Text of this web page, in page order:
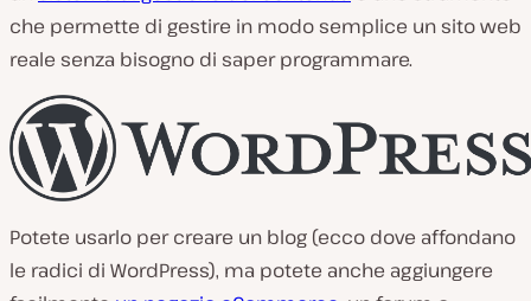
che permette di gestire in modo semplice un sito web
reale senza bisogno di saper programmare.
Potete usarlo per creare un blog (ecco dove affondano
le radici di WordPress), ma potete anche aggiungere